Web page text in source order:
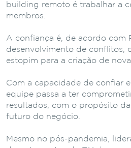
building remoto é trabalhar a
membros.
A confiança é, de acordo com
desenvolvimento de conflitos,
estopim para a criação de
Com a capacidade de confiar
equipe passa a ter
resultados, com o propósito
futuro do negócio.
Mesmo no pós-pandemia,